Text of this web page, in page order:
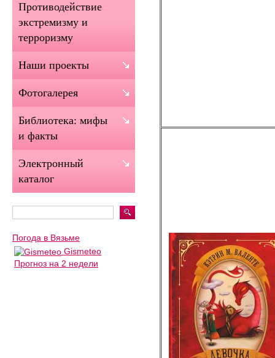
Противодействие
экстремизму и
терроризму
Наши проекты
Фотогалерея
Библиотека: мифы
и факты
Электронный
каталог
Погода в Вязьме
Gismeteo
Прогноз на 2 недели